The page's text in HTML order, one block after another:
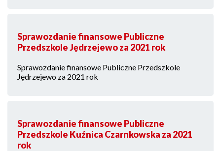
Sprawozdanie finansowe Publiczne
Przedszkole Jędrzejewo za 2021 rok
Sprawozdanie finansowe Publiczne Przedszkole
Jędrzejewo za 2021 rok
Sprawozdanie finansowe Publiczne
Przedszkole Kuźnica Czarnkowska za 2021
rok